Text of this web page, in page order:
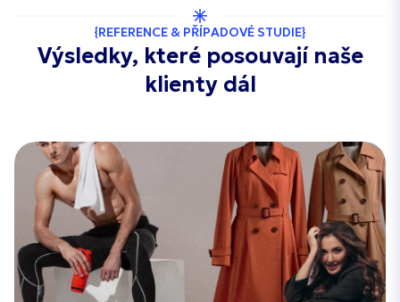
REFERENCE & PŘÍPADOVÉ STUDIE
Výsledky, které posouvají naše
klienty dál